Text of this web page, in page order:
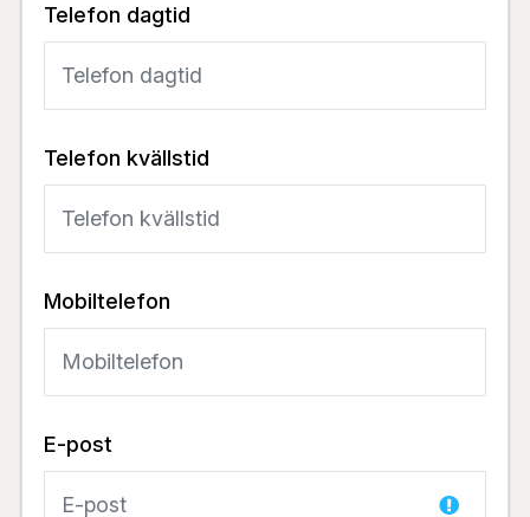
Telefon dagtid
Telefon kvällstid
Mobiltelefon
E-post